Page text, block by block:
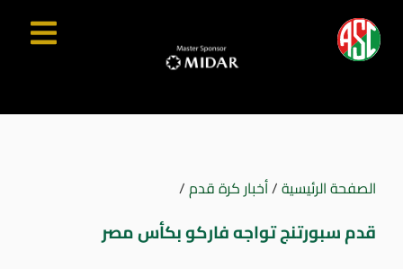
الصفحة الرئيسية/أخبار كرة قدم/
قدم سبورتنج تواجه فاركو بكأس مصر